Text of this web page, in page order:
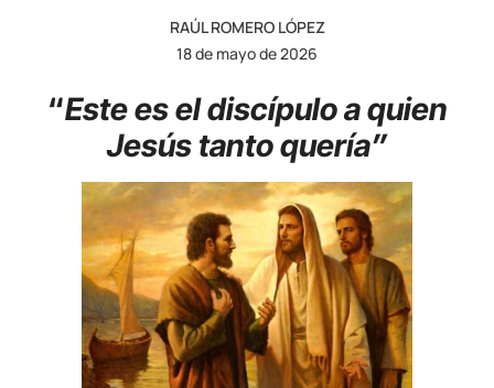
RAÚL ROMERO LÓPEZ
18 de mayo de 2026
“Este es el discípulo a quien
Jesús tanto quería”